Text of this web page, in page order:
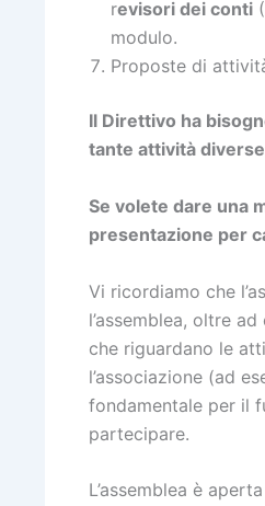
revisori dei conti
modulo.
Proposte di
Il Direttivo ha
tante attività
Se volete dare una
presentazione per
Vi ricordiamo che
l’assemblea, oltre
che riguardano le
l’associazione (ad
fondamentale per il
partecipare.
L’assemblea è